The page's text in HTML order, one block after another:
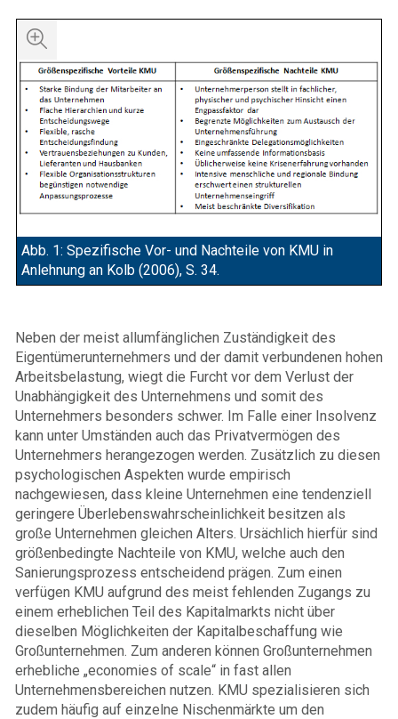
Abb. 1: Spezifische Vor- und Nachteile von KMU in
Anlehnung an Kolb (2006), S. 34.
Neben der meist allumfänglichen Zuständigkeit des
Eigentümerunternehmers und der damit verbundenen hohen
Arbeitsbelastung, wiegt die Furcht vor dem Verlust der
Unabhängigkeit des Unternehmens und somit des
Unternehmers besonders schwer. Im Falle einer Insolvenz
kann unter Umständen auch das Privatvermögen des
Unternehmers herangezogen werden. Zusätzlich zu diesen
psychologischen Aspekten wurde empirisch
nachgewiesen, dass kleine Unternehmen eine tendenziell
geringere Überlebenswahrscheinlichkeit besitzen als
große Unternehmen gleichen Alters. Ursächlich hierfür sind
größenbedingte Nachteile von KMU, welche auch den
Sanierungsprozess entscheidend prägen. Zum einen
verfügen KMU aufgrund des meist fehlenden Zugangs zu
einem erheblichen Teil des Kapitalmarkts nicht über
dieselben Möglichkeiten der Kapitalbeschaffung wie
Großunternehmen. Zum anderen können Großunternehmen
erhebliche „economies of scale“ in fast allen
Unternehmensbereichen nutzen. KMU spezialisieren sich
zudem häufig auf einzelne Nischenmärkte um den